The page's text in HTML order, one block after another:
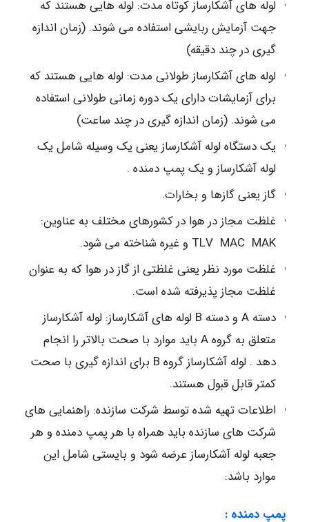
لوله های آشکارساز کوتاه مدت: لوله هایی هستند که
جهت آزمایش ربایشی استفاده می شوند. (زمان اندازه
گیری در چند دقیقه)
لوله های آشکارساز طولانی مدت: لوله هایی هستند که
برای آزمایشات دارای یک دوره زمانی طولانی استفاده
می شوند. (زمان اندازه گیری در چند ساعت)
یک دستگاه لوله آشکارساز یعنی یک وسیله شامل یک
لوله آشکارساز و یک پمپ دمنده .
گاز یعنی گازها و بخارات.
غلظت مجاز در هوا در کشورهای مختلف به عناوین:
TLV MAC MAK و غیره شناخته می شود.
غلظت مورد نظر یعنی غلظتی از گاز در هوا که به عنوان
غلظت مجاز پذیرفته شده است.
دسته A و دسته B لوله های آشکارساز: لوله آشکارساز
متعلق به گروه A باید موارد با صحت بالاتر را انجام
دهد . لوله آشکارساز گروه B برای اندازه گیری با صحت
کمتر قابل قبول هستند.
اطلاعات تهیه شده توسط شرکت سازنده: راهنمایی های
شرکت های سازنده باید همراه با هر پمپ دمنده و هر
جعبه لوله آشکارساز عرضه شود و بایستی شامل این
موارد باشد:
پمپ دمنده :